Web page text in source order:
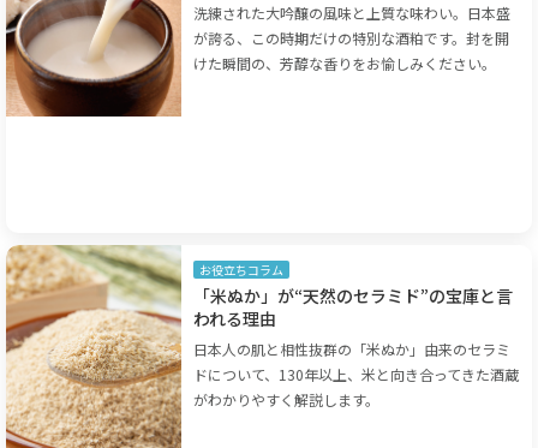
洗練された大吟醸の風味と上質な味わい。日本盛
が誇る、この時期だけの特別な酒粕です。封を開
けた瞬間の、芳醇な香りをお愉しみください。
お役立ちコラム
「米ぬか」が“天然のセラミド”の宝庫と言
われる理由
日本人の肌と相性抜群の「米ぬか」由来のセラミ
ドについて、130年以上、米と向き合ってきた酒蔵
がわかりやすく解説します。